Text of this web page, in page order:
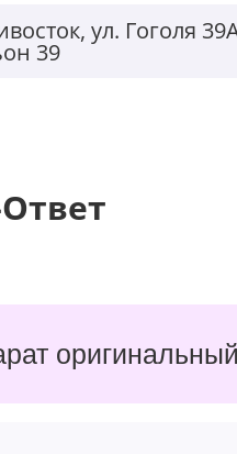
ул. Гоголя
39